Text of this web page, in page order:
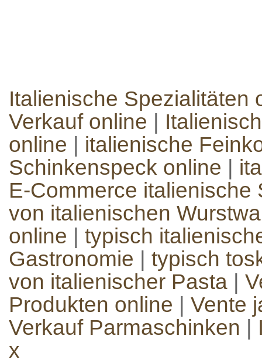
Italienische Spezialitäten
Verkauf online
online
italienische
Schinkenspeck online
E-Commerce italienische
von italienischen
online
typisch
Gastronomie
typisch
von italienischer Pasta
Produkten online
Vente
Verkauf Parmaschinken
x